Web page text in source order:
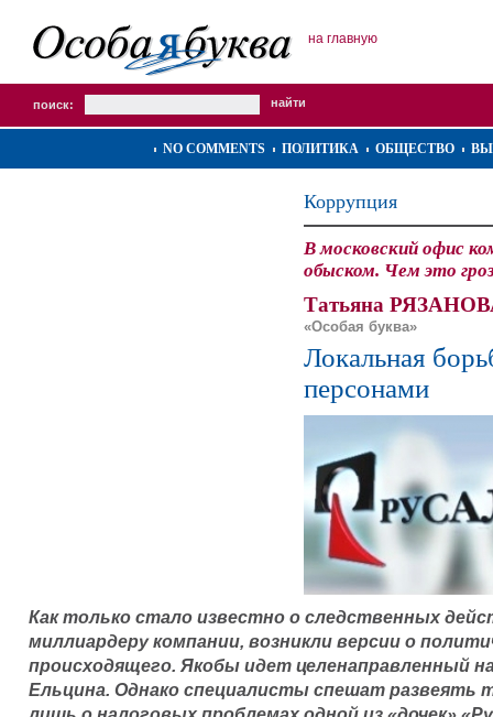
на главную
поиск:
NO COMMENTS ПОЛИТИКА ОБЩЕСТВО
Коррупция
В московский офис
обыском. Чем это
Татьяна
«Особая буква»
Локальная
персонами
Как только стало известно о следственных
миллиардеру компании, возникли версии о
происходящего. Якобы идет целенаправленный
Ельцина. Однако специалисты спешат развеять